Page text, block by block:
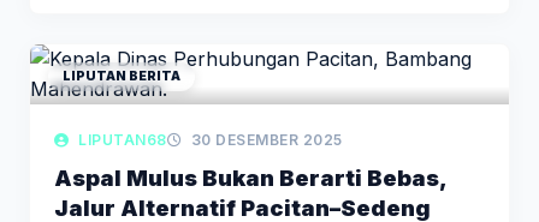
LIPUTAN BERITA
LIPUTAN68 30 DESEMBER 2025
Aspal Mulus Bukan Berarti Bebas,
Jalur Alternatif Pacitan–Sedeng